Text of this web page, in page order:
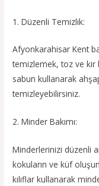
1. Düzenli Temizlik:
Afyonkarahisar Kent
temizlemek, toz ve kir
sabun kullanarak
temizleyebilirsiniz.
2. Minder Bakımı:
Minderlerinizi düzenli
kokuların ve küf
kılıflar kullanarak